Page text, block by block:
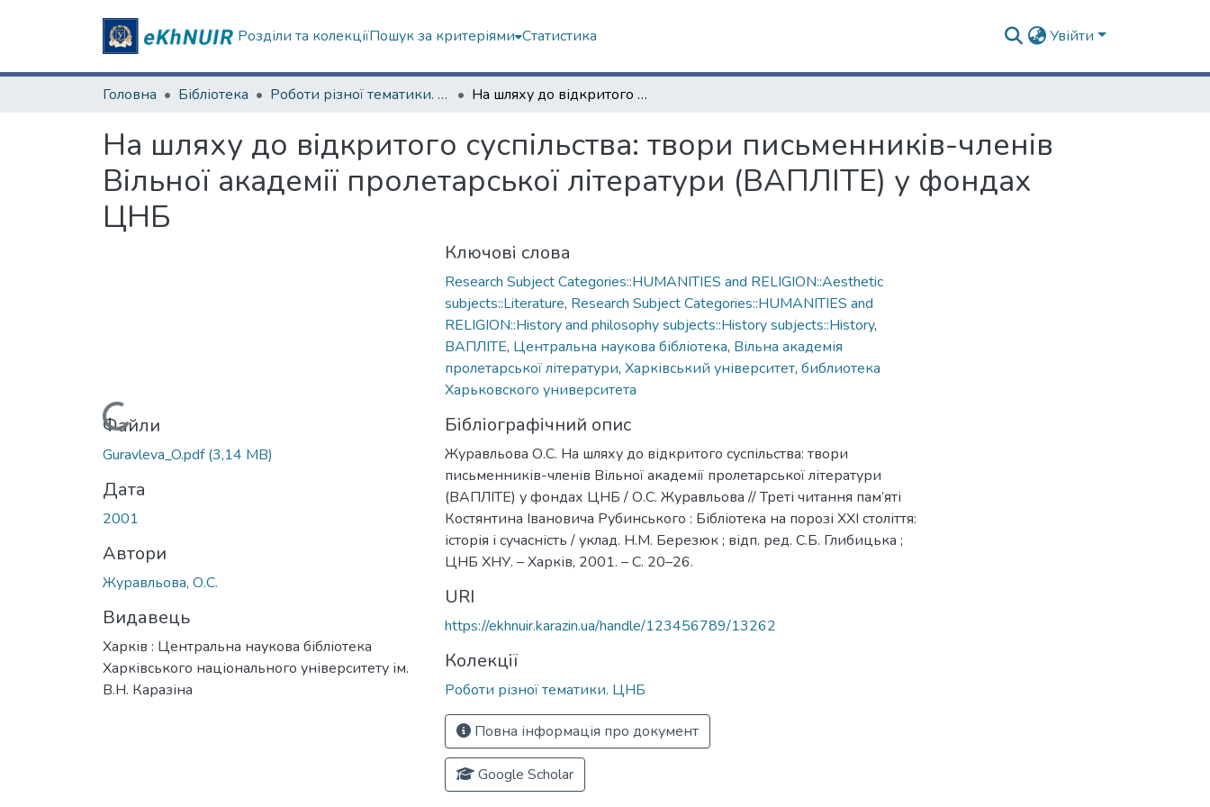
Розділи та колекціїПошук за критеріями Статистика Увійти
Головна Бібліотека Роботи різної тематики. ЦНБ На шляху до відкритого суспільства: твори письменників-членів Вільної академії пролетарської літератури (ВАПЛІТЕ) у фондах ЦНБ
На шляху до відкритого суспільства: твори письменників-членів
Вільної академії пролетарської літератури (ВАПЛІТЕ) у фондах
ЦНБ
Вантажиться...
Файли
Guravleva_O.pdf(3,14 MB)
Дата
2001
Автори
Журавльова, О.С.
Видавець
Харків : Центральна наукова бібліотека
Харківського національного університету ім.
В.Н. Каразіна
Ключові слова
Research Subject Categories::HUMANITIES and RELIGION::Aesthetic
subjects::Literature, Research Subject Categories::HUMANITIES and
RELIGION::History and philosophy subjects::History subjects::History,
ВАПЛІТЕ, Центральна наукова бібліотека, Вільна академія
пролетарської літератури, Харківський університет, библиотека
Харьковского университета
Бібліографічний опис
Журавльова О.С. На шляху до відкритого суспільства: твори
письменників-членів Вільної академії пролетарської літератури
(ВАПЛІТЕ) у фондах ЦНБ / О.С. Журавльова // Треті читання пам’яті
Костянтина Івановича Рубинського : Бібліотека на порозі ХХІ століття:
історія і сучасність / уклад. Н.М. Березюк ; відп. ред. С.Б. Глибицька ;
ЦНБ ХНУ. – Харків, 2001. – С. 20–26.
URI
https://ekhnuir.karazin.ua/handle/123456789/13262
Колекції
Роботи різної тематики. ЦНБ
Повна інформація про документ
Google Scholar